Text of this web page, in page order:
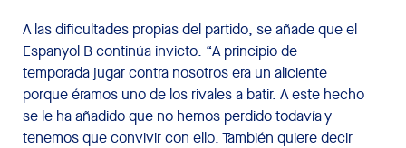
A las dificultades propias del partido, se añade que el
Espanyol B continúa invicto. “A principio de
temporada jugar contra nosotros era un aliciente
porque éramos uno de los rivales a batir. A este hecho
se le ha añadido que no hemos perdido todavía y
tenemos que convivir con ello. También quiere decir